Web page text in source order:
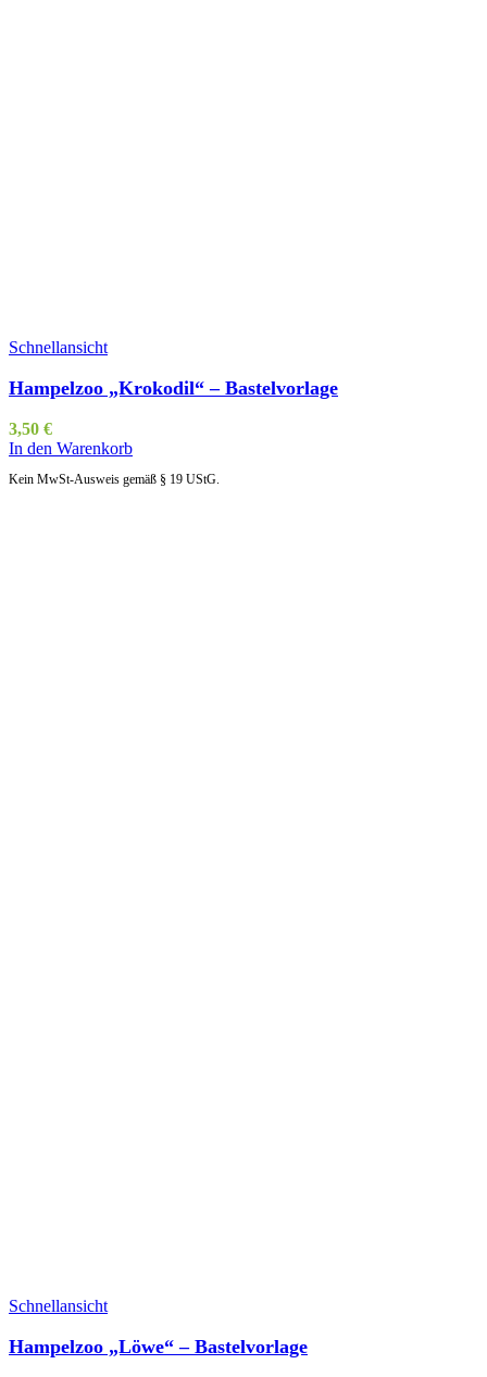
Schnellansicht
Hampelzoo „Krokodil“ – Bastelvorlage
3,50 €
In den Warenkorb
Kein MwSt-Ausweis gemäß § 19 UStG.
Schnellansicht
Hampelzoo „Löwe“ – Bastelvorlage